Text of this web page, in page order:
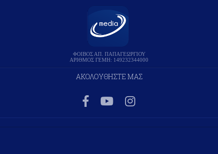
ΦΟΙΒΟΣ ΑΠ. ΠΑΠΑΓΕΩΡΓΙΟΥ
ΑΡΙΘΜΟΣ ΓΕΜΗ: 149232344000
ΑΚΟΛΟΥΘΗΣΤΕ ΜΑΣ